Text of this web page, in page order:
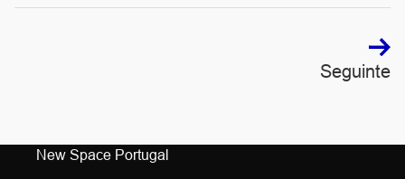
Seguinte
New Space Portugal